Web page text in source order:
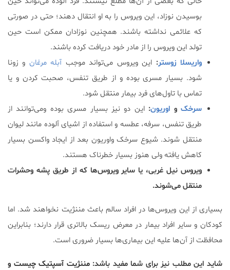
بوسیدن نوزاد، این ویروس را به او‌ انتقال دهند؛ حتی در صورتی
که علائمی نداشته باشند. همچنین نوزادان ممکن است حین
تولد این ویروس را از مادر خود دریافت کرده باشند.
واریسلا زوستر: این ویروس می‌تواند موجب آبله مرغان و زونا
شود. بسیار مسری بوده و از طریق تنفس، صحبت کردن و یا
تماس با تاول‌های فرد بیمار منتقل شود.
سرخکو اوریون:این دو نیز بسیار مسری بوده و‌می‌توانند از
طریق تنفس، سرفه، عطسه و استفاده از اشیای آلوده مانند لیوان
منتقل شوند. شیوع سرخک و‌اوریون بعد از ایجاد واکسن بسیار
کاهش یافته ولی هنوز بسیار خطرناک هستند.
ویروس نیل غربی، یا سایر ویروس‌ها که از طریق پشه و‌حشرات
منتقل می‌شوند.
بسیاری از این ویروس‌ها در افراد سالم باعث مننژیت نخواهند شد. اما
کودکان و سایر افراد بیمار در معرض ریسک بالاتری قرار دارند؛ بنابراین
محافظت از آن‌ها علیه این بیماری‌ها بسیار ضروری است.
شاید این مطلب نیز برای شما مفید باشد:مننژیت آسپتیک چیست و